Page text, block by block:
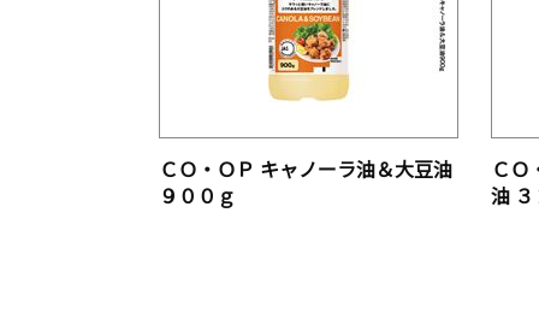
ＣＯ・ＯＰ キャノーラ油＆大豆油
９００ｇ
ＣＯ
油